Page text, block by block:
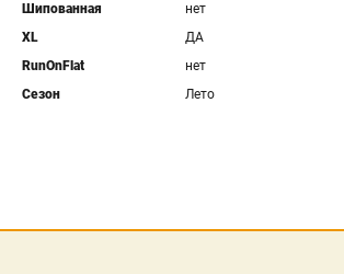
Шипованная
нет
XL
ДА
RunOnFlat
нет
Сезон
Лето